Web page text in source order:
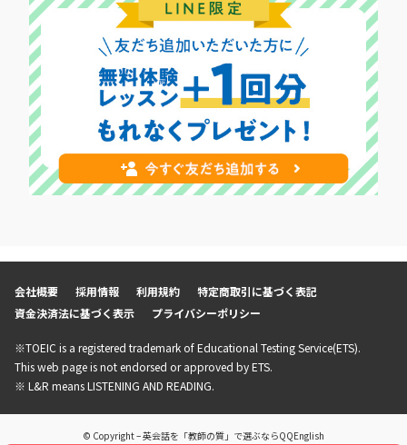
会社概要 採用情報 利用規約
特定商取引に基づく表記
資金決済法に基づく表示
プライバシーポリシー
※TOEIC is a registered trademark of Educational Testing Service(ETS).
This web page is not endorsed or approved by ETS.
※ L&R means LISTENING AND READING.
© Copyright – 英会話を「教師の質」で選ぶならQQEnglish